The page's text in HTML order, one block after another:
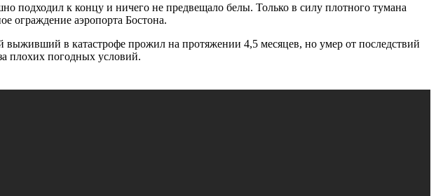
подходил к концу и ничего не предвещало белы. Только в силу плотного тумана
ограждение аэропорта Бостона.
в катастрофе прожил на протяжении 4,5 месяцев, но умер от последствий
плохих погодных условий.